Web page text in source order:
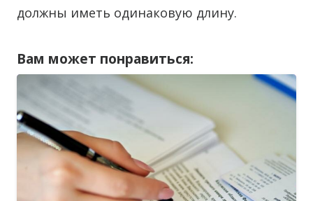
должны иметь одинаковую длину.
Вам может понравиться: